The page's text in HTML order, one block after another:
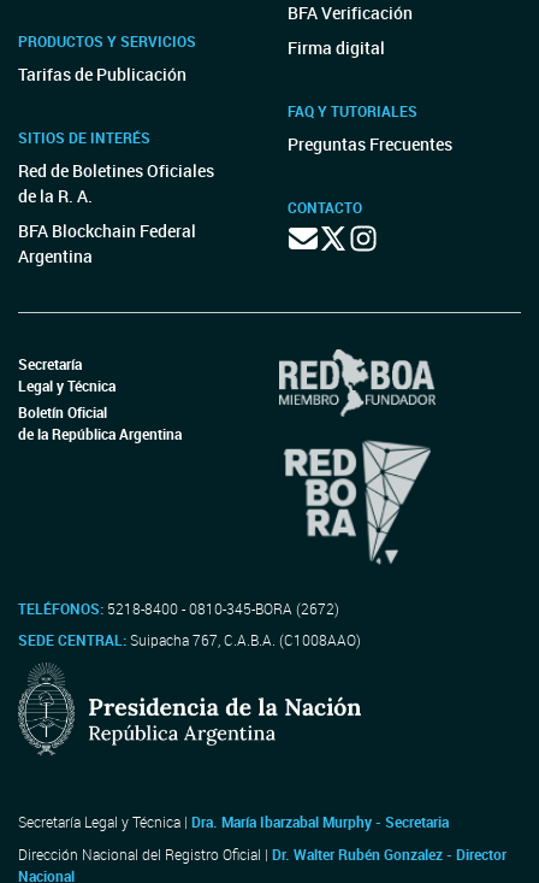
PRODUCTOS Y SERVICIOS
Tarifas de Publicación
SITIOS DE INTERÉS
Red de Boletines Oficiales
de la R. A.
BFA Blockchain Federal
Argentina
BFA Verificación
Firma digital
FAQ Y TUTORIALES
Preguntas Frecuentes
CONTACTO
Secretaría
Legal y Técnica
Boletín Oficial
de la República Argentina
TELÉFONOS: 5218-8400 - 0810-345-BORA (2672)
SEDE CENTRAL:Suipacha 767, C.A.B.A. (C1008AAO)
Secretaría Legal y Técnica | Dra. María Ibarzabal Murphy - Secretaria
Dirección Nacional del Registro Oficial | Dr. Walter Rubén Gonzalez - Director
Nacional